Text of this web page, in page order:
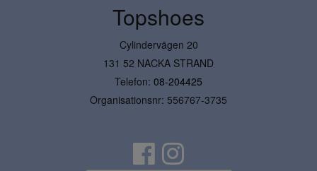
Topshoes
Cylindervägen 20
131 52 NACKA STRAND
Telefon: 08-204425
Organisationsnr: 556767-3735